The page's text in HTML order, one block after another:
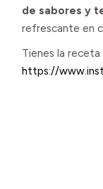
de sabores y
refrescante en
Tienes la
https://